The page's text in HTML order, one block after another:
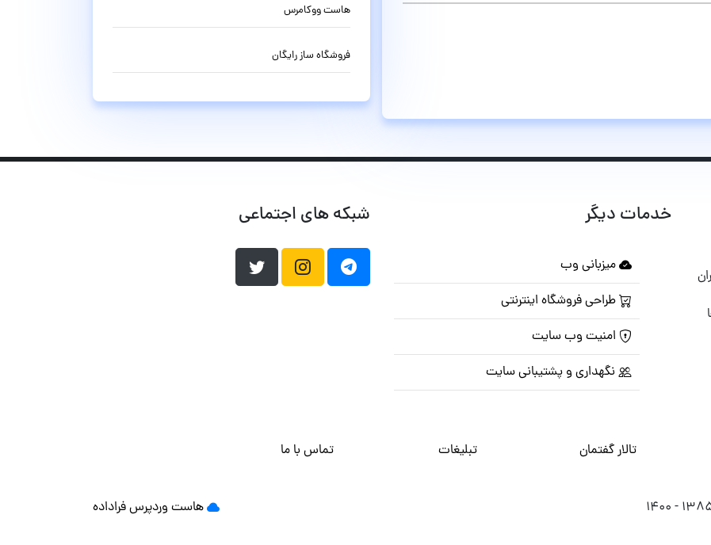
هاست ووکامرس
فروشگاه ساز رایگان
خدمات دیگر
میزبانی وب
طراحی فروشگاه اینترنتی
امنیت وب سایت
نگهداری و پشتیبانی سایت
شبکه های اجتماعی
تالار گفتمان تبلیغات تماس با ما
هاست وردپرسفراداده